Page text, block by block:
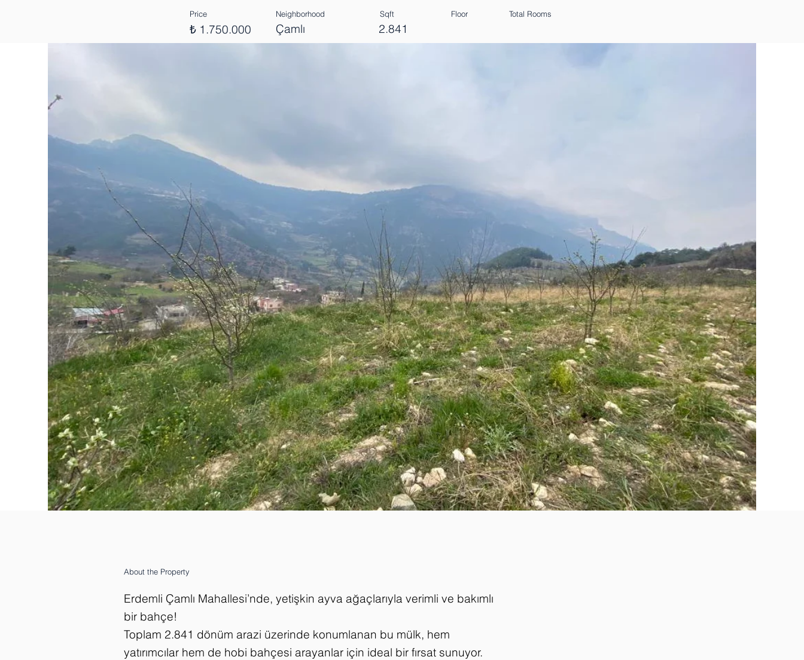
Price
₺ 1.750.000
Neighborhood
Çamlı
Sqft
2.841
Floor Total Rooms
About the Property
Erdemli Çamlı Mahallesi’nde, yetişkin ayva ağaçlarıyla verimli ve bakımlı
bir bahçe!
Toplam 2.841 dönüm arazi üzerinde konumlanan bu mülk, hem
yatırımcılar hem de hobi bahçesi arayanlar için ideal bir fırsat sunuyor.